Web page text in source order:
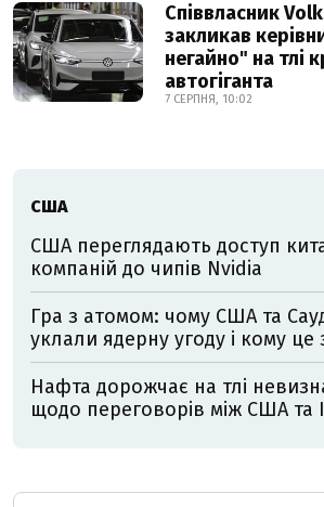
Співвласник
закликав
негайно" на тлі
автогіганта
7 СЕРПНЯ, 10:02
США
США переглядають доступ
компаній до чипів Nvidia
Гра з атомом: чому США та
уклали ядерну угоду і кому це
Нафта дорожчає на тлі
щодо переговорів між США та